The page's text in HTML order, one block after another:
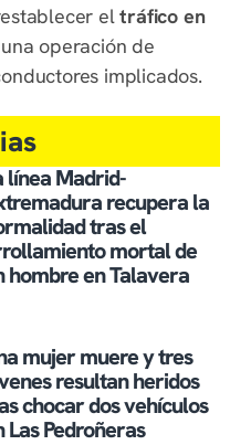
eltráfico en
operación de
implicados.
línea Madrid-
recupera la
tras el
mortal de
hombre en Talavera
mujer muere y tres
resultan heridos
chocar dos vehículos
Las Pedroñeras